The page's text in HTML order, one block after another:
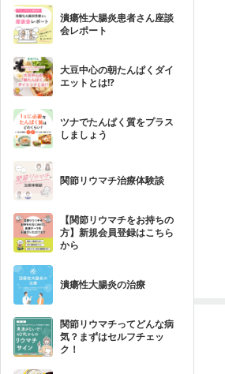
潰瘍性大腸炎患者さん座談
会レポート
大豆中心の朝たんぱくダイ
エットとは!?
ツナでたんぱく質をプラス
しましょう
関節リウマチ治療体験談
【関節リウマチをお持ちの
方】新規会員登録はこちら
から
潰瘍性大腸炎の治療
関節リウマチってどんな病
気？まずはセルフチェッ
ク！